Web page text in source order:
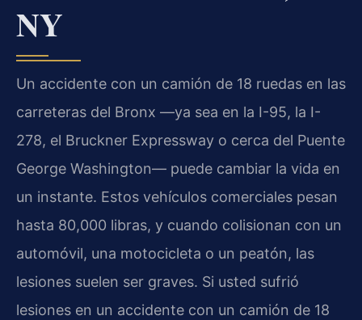
NY
Un accidente con un camión de 18 ruedas en las
carreteras del Bronx —ya sea en la I-95, la I-
278, el Bruckner Expressway o cerca del Puente
George Washington— puede cambiar la vida en
un instante. Estos vehículos comerciales pesan
hasta 80,000 libras, y cuando colisionan con un
automóvil, una motocicleta o un peatón, las
lesiones suelen ser graves. Si usted sufrió
lesiones en un accidente con un camión de 18